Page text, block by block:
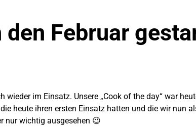
den Februar
wieder im Einsatz. Unsere „Cook of the day“ war
heute ihren ersten Einsatz hatten und die wir nun
nur wichtig ausgesehen 😉